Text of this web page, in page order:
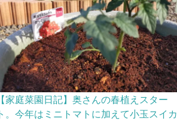
家庭菜園日記】奥さんの春植えスター
。今年はミニトマトに加えて小玉スイカ